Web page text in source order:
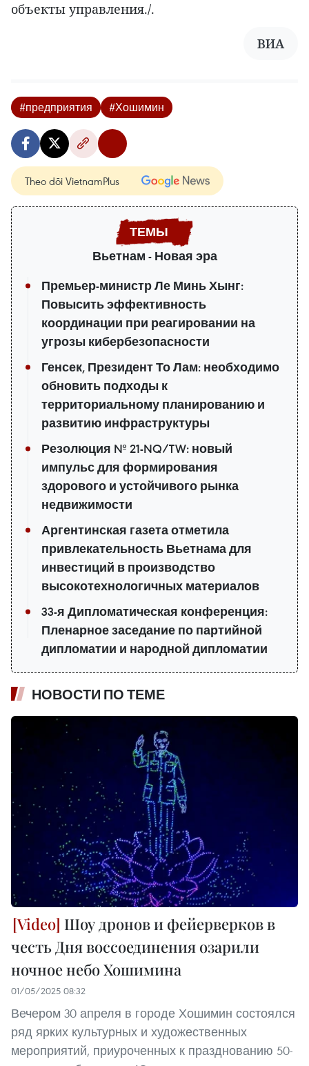
объекты управления./.
ВИА
#предприятия #Хошимин
Theo dõi VietnamPlus
Вьетнам - Новая эра
Премьер-министр Ле Минь Хынг:
Повысить эффективность
координации при реагировании на
угрозы кибербезопасности
Генсек, Президент То Лам: необходимо
обновить подходы к
территориальному планированию и
развитию инфраструктуры
Резолюция № 21-NQ/TW: новый
импульс для формирования
здорового и устойчивого рынка
недвижимости
Аргентинская газета отметила
привлекательность Вьетнама для
инвестиций в производство
высокотехнологичных материалов
33-я Дипломатическая конференция:
Пленарное заседание по партийной
дипломатии и народной дипломатии
НОВОСТИ ПО ТЕМЕ
Шоу дронов и фейерверков в
честь Дня воссоединения озарили
ночное небо Хошимина
01/05/2025 08:32
Вечером 30 апреля в городе Хошимин состоялся
ряд ярких культурных и художественных
мероприятий, приуроченных к празднованию 50-